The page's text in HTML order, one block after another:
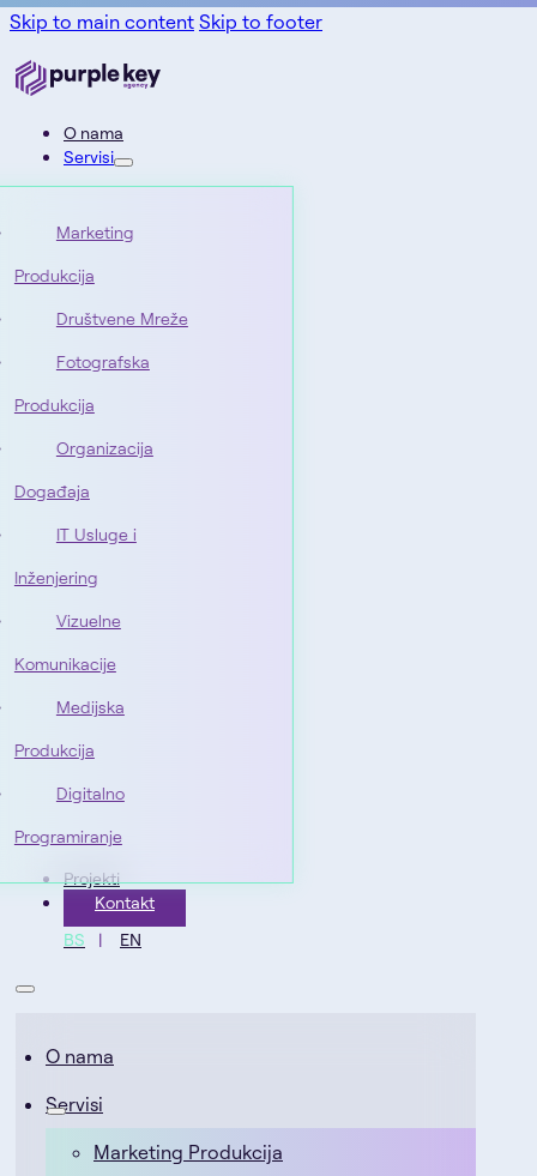
Skip to main content Skip to footer
O nama
Servisi
Marketing
Produkcija
Društvene Mreže
Fotografska
Produkcija
Organizacija
Događaja
IT Usluge i
Inženjering
Vizuelne
Komunikacije
Medijska
Produkcija
Digitalno
Programiranje
Projekti
Kontakt
BS
EN
O nama
Servisi
Marketing Produkcija